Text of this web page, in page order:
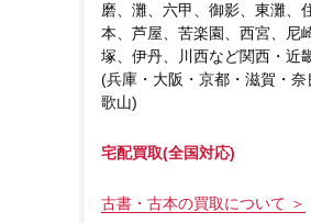
磨、灘、六甲、御影、東灘、
本、芦屋、苦楽園、西宮、尼
塚、伊丹、川西など関西・近
(兵庫・大阪・京都・滋賀・奈
歌山)
宅配買取(全国対応)
古書・古本の買取について ＞